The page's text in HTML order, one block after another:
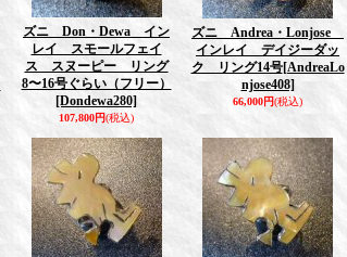
ズニ Don・Dewa イン
レイ スモールフェイ
ス スヌーピー リング
8〜16号ぐらい（フリー）
[Dondewa280]
107,800円(税込)
ズニ Andrea・Lonjose
インレイ デイジーダッ
ク リング14号[AndreaLo
njose408]
66,000円(税込)